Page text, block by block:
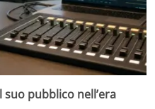
suo pubblico nell’era